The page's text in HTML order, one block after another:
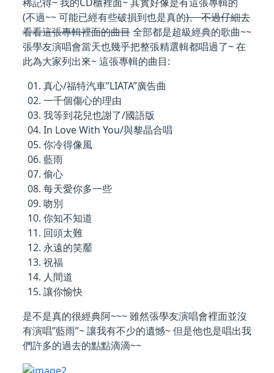
(不過~~ 可能已經有些破損到也是真的)。 不過仔細去
看看這張專輯裡面的曲目全部都是超級經典的歌曲~~
張學友演唱會當天也幾乎把整張精選輯都唱過了~ 在
此為大家列出來~ 這張專輯的曲目:
01. 真心/福特汽車”LIATA”廣告曲
02. 一千個傷心的理由
03. 我等到花兒也謝了/國語版
04. In Love With You/與黎晶合唱
05. 你冷得像風
06. 藍雨
07. 偷心
08. 每天愛你多一些
09. 吻別
10. 你知不知道
11. 回頭太難
12. 永遠的笑靨
13. 祝福
14. 人間道
15. 讓你愉快
是不是真的很經典阿~~~ 雖然張學友演唱會裡面並沒
有演唱”藍雨”~ 讓我有不少的遺憾~ 但是他也是唱出我
們許多的過去的點點滴滴~~